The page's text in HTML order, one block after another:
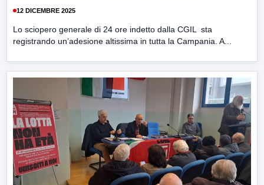
12 DICEMBRE 2025
Lo sciopero generale di 24 ore indetto dalla CGIL sta
registrando un’adesione altissima in tutta la Campania. A...